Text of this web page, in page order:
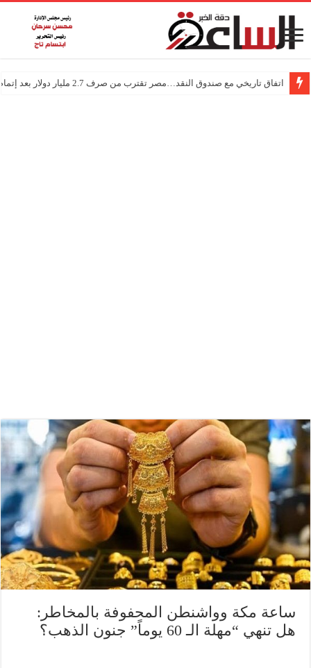
اتفاق تاريخي مع صندوق النقد…مصر تقترب من صرف 2.7 مليار دولار بعد إتمام المراجعتين
درجات الحرارة اليوم في مصر… أجواء باردة مع أمطار خفيفة
ساعة مكة وواشنطن المحفوفة بالمخاطر:
هل تنهي “مهلة الـ 60 يوماً” جنون الذهب؟